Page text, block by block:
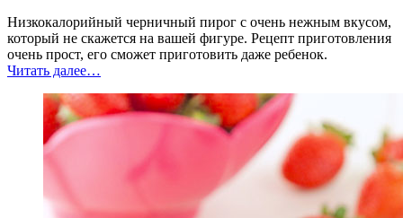
Низкокалорийный черничный пирог с очень нежным вкусом,
который не скажется на вашей фигуре. Рецепт приготовления
очень прост, его сможет приготовить даже ребенок.
Читать далее“Черничный
…